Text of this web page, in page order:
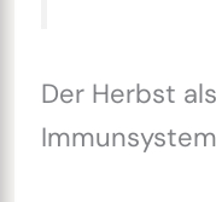
Der Herbst
Immunsystem